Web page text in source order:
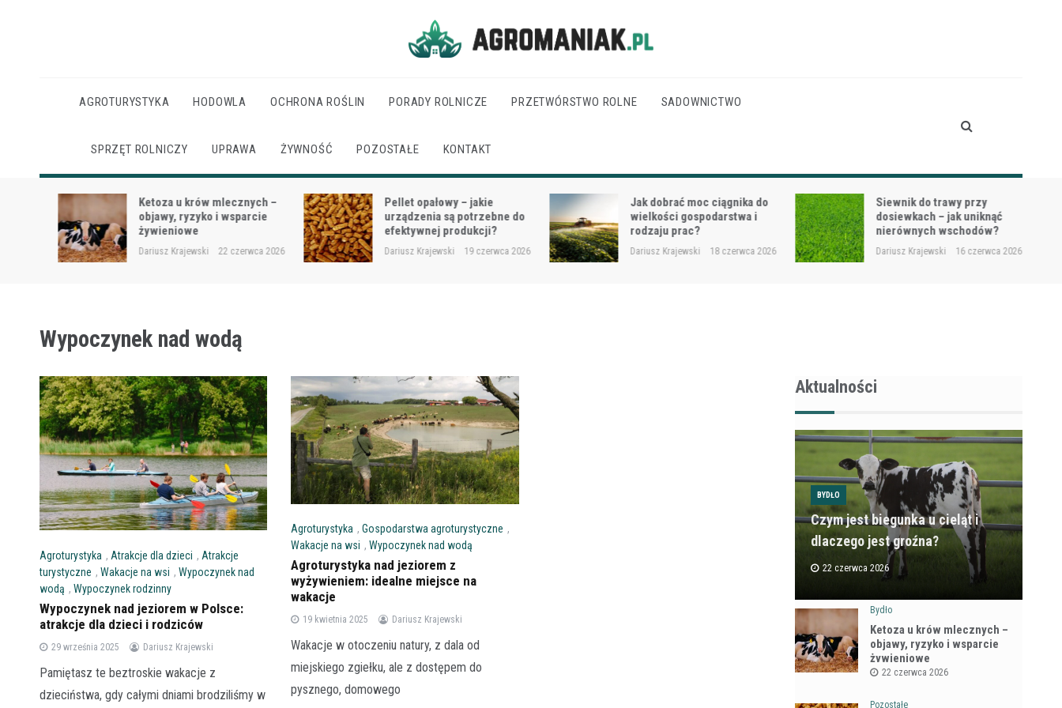
AGROTURYSTYKA HODOWLA OCHRONA ROŚLIN PORADY ROLNICZE PRZETWÓRSTWO ROLNE SADOWNICTWO
SPRZĘT ROLNICZY UPRAWA ŻYWNOŚĆ POZOSTAŁE KONTAKT
Ketoza u krów mlecznych –
objawy, ryzyko i wsparcie
żywieniowe
Dariusz Krajewski 22 czerwca 2026
Pellet opałowy – jakie
urządzenia są potrzebne do
efektywnej produkcji?
Dariusz Krajewski 19 czerwca 2026
Jak dobrać moc ciągnika do
wielkości gospodarstwa i
rodzaju prac?
Dariusz Krajewski 18 czerwca 2026
Siewnik do trawy przy
dosiewkach – jak uniknąć
nierównych wschodów?
Dariusz Krajewski 16 czerwca 2026
Wypoczynek nad wodą
Agroturystyka , Atrakcje dla dzieci , Atrakcje
turystyczne , Wakacje na wsi , Wypoczynek nad
wodą , Wypoczynek rodzinny
Wypoczynek nad jeziorem w Polsce:
atrakcje dla dzieci i rodziców
29 września 2025 Dariusz Krajewski
Pamiętasz te beztroskie wakacje z
dzieciństwa, gdy całymi dniami brodziliśmy w
Agroturystyka ,Gospodarstwa agroturystyczne ,
Wakacje na wsi ,Wypoczynek nad wodą
Agroturystyka nad jeziorem z
wyżywieniem: idealne miejsce na
wakacje
19 kwietnia 2025 Dariusz Krajewski
Wakacje w otoczeniu natury, z dala od
miejskiego zgiełku, ale z dostępem do
pysznego, domowego
Aktualności
BYDŁO
Czym jest biegunka u cieląt i
dlaczego jest groźna?
22 czerwca 2026
Bydło
Ketoza u krów mlecznych –
objawy, ryzyko i wsparcie
żywieniowe
22 czerwca 2026
Pozostałe